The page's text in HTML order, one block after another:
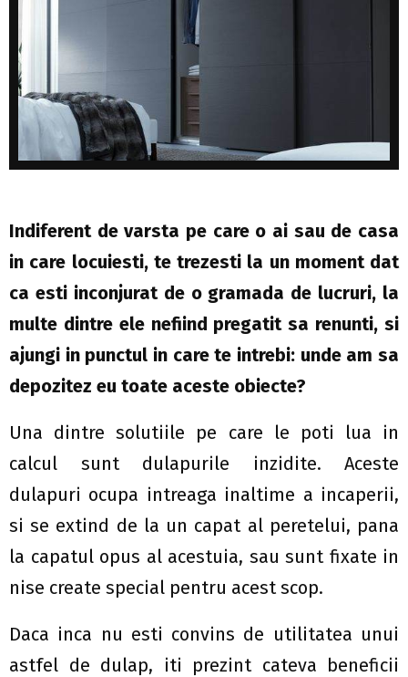
Indiferent de varsta pe care o ai sau de casa
in care locuiesti, te trezesti la un moment dat
ca esti inconjurat de o gramada de lucruri, la
multe dintre ele nefiind pregatit sa renunti, si
ajungi in punctul in care te intrebi: unde am sa
depozitez eu toate aceste obiecte?
Una dintre solutiile pe care le poti lua in
calcul sunt dulapurile inzidite. Aceste
dulapuri ocupa intreaga inaltime a incaperii,
si se extind de la un capat al peretelui, pana
la capatul opus al acestuia, sau sunt fixate in
nise create special pentru acest scop.
Daca inca nu esti convins de utilitatea unui
astfel de dulap, iti prezint cateva beneficii